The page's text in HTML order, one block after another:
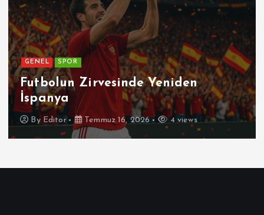
GENEL SPOR
Futbolun Zirvesinde Yeniden
İspanya
By Editor Temmuz 16, 2026 4 views